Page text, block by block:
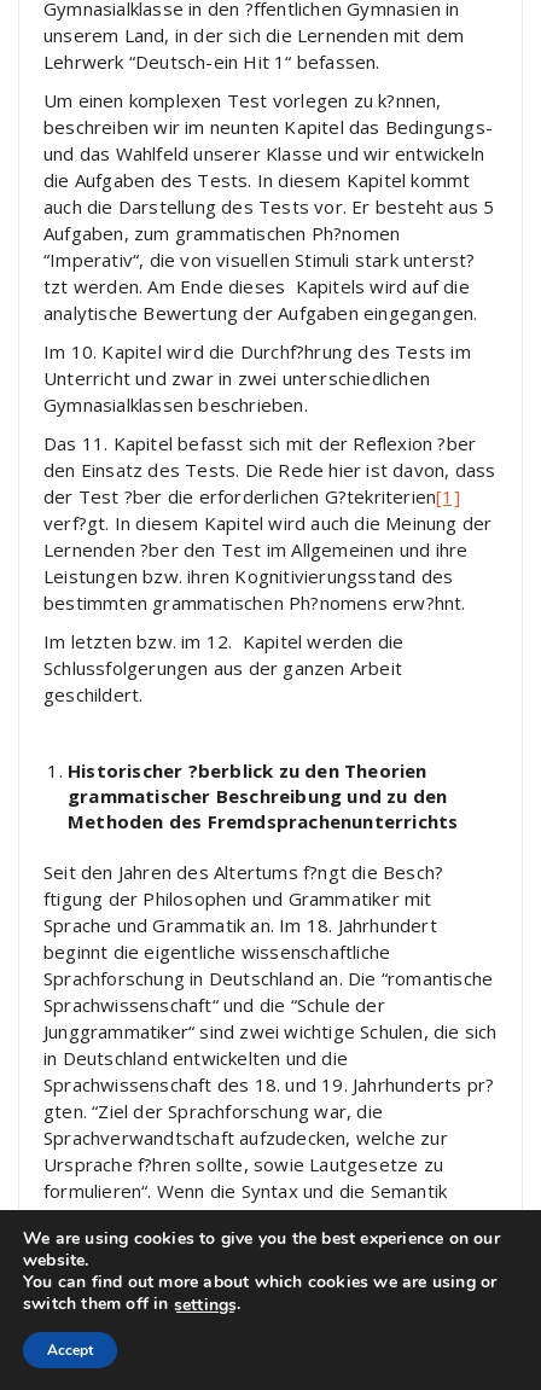
Gymnasialklasse in den ?ffentlichen Gymnasien in
unserem Land, in der sich die Lernenden mit dem
Lehrwerk “Deutsch-ein Hit 1“ befassen.
Um einen komplexen Test vorlegen zu k?nnen,
beschreiben wir im neunten Kapitel das Bedingungs-
und das Wahlfeld unserer Klasse und wir entwickeln
die Aufgaben des Tests. In diesem Kapitel kommt
auch die Darstellung des Tests vor. Er besteht aus 5
Aufgaben, zum grammatischen Ph?nomen
“Imperativ“, die von visuellen Stimuli stark unterst?
tzt werden. Am Ende dieses Kapitels wird auf die
analytische Bewertung der Aufgaben eingegangen.
Im 10. Kapitel wird die Durchf?hrung des Tests im
Unterricht und zwar in zwei unterschiedlichen
Gymnasialklassen beschrieben.
Das 11. Kapitel befasst sich mit der Reflexion ?ber
den Einsatz des Tests. Die Rede hier ist davon, dass
der Test ?ber die erforderlichen G?tekriterien[1]
verf?gt. In diesem Kapitel wird auch die Meinung der
Lernenden ?ber den Test im Allgemeinen und ihre
Leistungen bzw. ihren Kognitivierungsstand des
bestimmten grammatischen Ph?nomens erw?hnt.
Im letzten bzw. im 12. Kapitel werden die
Schlussfolgerungen aus der ganzen Arbeit
geschildert.
Historischer ?berblick zu den Theorien
grammatischer Beschreibung und zu den
Methoden des Fremdsprachenunterrichts
Seit den Jahren des Altertums f?ngt die Besch?
ftigung der Philosophen und Grammatiker mit
Sprache und Grammatik an. Im 18. Jahrhundert
beginnt die eigentliche wissenschaftliche
Sprachforschung in Deutschland an. Die “romantische
Sprachwissenschaft“ und die “Schule der
Junggrammatiker“ sind zwei wichtige Schulen, die sich
in Deutschland entwickelten und die
Sprachwissenschaft des 18. und 19. Jahrhunderts pr?
gten. “Ziel der Sprachforschung war, die
Sprachverwandtschaft aufzudecken, welche zur
Ursprache f?hren sollte, sowie Lautgesetze zu
formulieren“. Wenn die Syntax und die Semantik
vernachl?ssigt wurden, bildeten die Phonetik, die
Morphologie und die Etymologie den grunds?tzlichen
Untersuchungsgegenstand der Sprachwissenschaft.
Ferdinand de Saussure unterscheidet erst im 20.
(parole
[2]
We are using cookies to give you the best experience on our
website.
You can find out more about which cookies we are using or
switch them off in settings.
Accept